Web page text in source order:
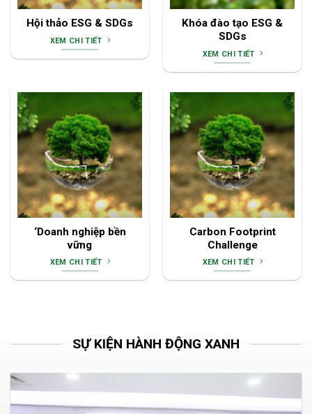
Hội thảo ESG & SDGs
XEM CHI TIẾT
Khóa đào tạo ESG &
SDGs
XEM CHI TIẾT
‘Doanh nghiệp bền
vững
XEM CHI TIẾT
Carbon Footprint
Challenge
XEM CHI TIẾT
SỰ KIỆN HÀNH ĐỘNG XANH